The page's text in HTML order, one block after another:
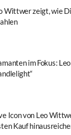
Wittwer zeigt, wie
im Fokus:
Icon von Leo
Kauf